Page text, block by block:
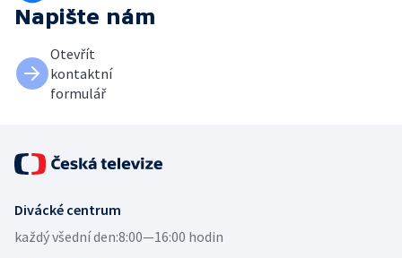
Napište nám
Otevřít
kontaktní
formulář
Divácké centrum
každý všední den:8:00—16:00 hodin